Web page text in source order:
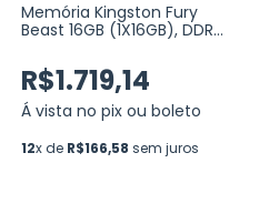
Memória Kingston Fury
Beast 16GB (1X16GB), DDR5,
/ Intel XMP 3.0 PRETO
(KF560C36BBE2-16)
R$1.719,14
Á vista no pix ou boleto
12x de R$166,58 sem juros